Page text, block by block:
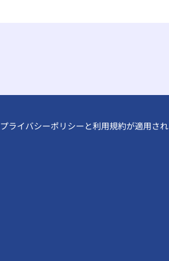
プライバシーポリシーと利用規約が適用され